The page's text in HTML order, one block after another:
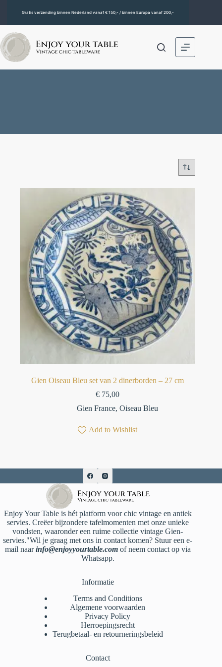
Gratis verzending binnen Nederland vanaf € 150,- / binnen Europa vanaf 200,-
Gien Oiseau Bleu set van 2 dinerborden – 27 cm
€ 75,00
Gien France,Oiseau Bleu
Add to Wishlist
Enjoy Your Table is hét platform voor chic vintage en antiek
servies. Creëer bijzondere tafelmomenten met onze unieke
vondsten, waaronder een ruime collectie vintage Gien-
servies."Wil je graag met ons in contact komen? Stuur een e-
mail naarinfo@enjoyyourtable.comof neem contact op via
Whatsapp.
Informatie
Terms and Conditions
Algemene voorwaarden
Privacy Policy
Herroepingsrecht
Terugbetaal- en retourneringsbeleid
Contact